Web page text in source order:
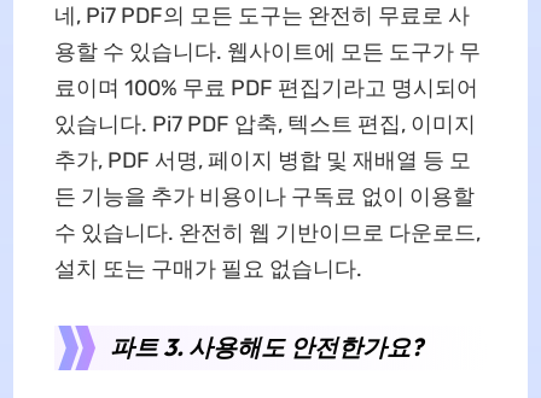
네, Pi7 PDF의 모든 도구는 완전히 무료로 사
용할 수 있습니다. 웹사이트에 모든 도구가 무
료이며 100% 무료 PDF 편집기라고 명시되어
있습니다. Pi7 PDF 압축, 텍스트 편집, 이미지
추가, PDF 서명, 페이지 병합 및 재배열 등 모
든 기능을 추가 비용이나 구독료 없이 이용할
수 있습니다. 완전히 웹 기반이므로 다운로드,
설치 또는 구매가 필요 없습니다.
파트 3. 사용해도 안전한가요?